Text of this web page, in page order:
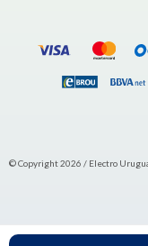
© Copyright 2026 / Electro